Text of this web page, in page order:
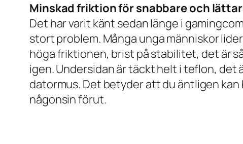
Minskad friktion för snabbare och
Det har varit känt sedan länge i
stort problem. Många unga människor
höga friktionen, brist på stabilitet, det är
igen. Undersidan är täckt helt i teflon, det
datormus. Det betyder att du äntligen
någonsin förut.